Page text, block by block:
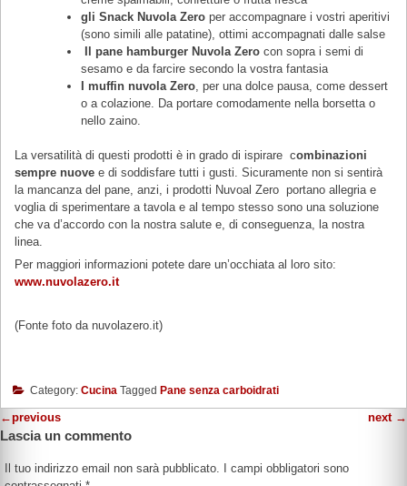
gli Snack Nuvola Zero per accompagnare i vostri aperitivi
(sono simili alle patatine), ottimi accompagnati dalle salse
Il pane hamburger Nuvola Zero con sopra i semi di
sesamo e da farcire secondo la vostra fantasia
I muffin nuvola Zero, per una dolce pausa, come dessert
o a colazione. Da portare comodamente nella borsetta o
nello zaino.
La versatilità di questi prodotti è in grado di ispirare combinazioni
sempre nuove e di soddisfare tutti i gusti. Sicuramente non si sentirà
la mancanza del pane, anzi, i prodotti Nuvoal Zero portano allegria e
voglia di sperimentare a tavola e al tempo stesso sono una soluzione
che va d’accordo con la nostra salute e, di conseguenza, la nostra
linea.
Per maggiori informazioni potete dare un’occhiata al loro sito:
www.nuvolazero.it
(Fonte foto da nuvolazero.it)
Category: Cucina Tagged Pane senza carboidrati
←previous next →
Lascia un commento
Il tuo indirizzo email non sarà pubblicato.
I campi obbligatori sono